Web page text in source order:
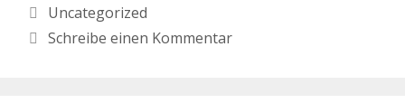
Uncategorized
Schreibe einen Kommentar